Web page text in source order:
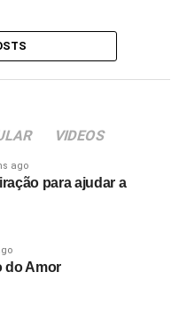
VIDEOS
ago
para ajudar a
do Amor